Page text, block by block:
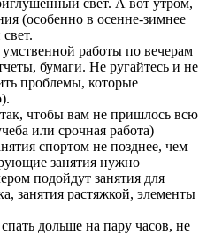
(особенно в осенне-зимнее
работы по вечерам
бумаги. Не ругайтесь и не
проблемы, которые
чтобы вам не пришлось всю
или срочная работа)
спортом не позднее, чем
занятия нужно
подойдут занятия для
занятия растяжкой, элементы
дольше на пару часов, не